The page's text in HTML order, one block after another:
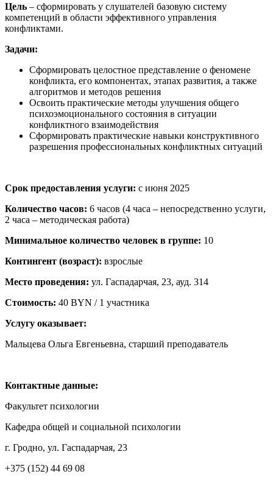
Цель – сформировать у слушателей базовую систему
компетенций в области эффективного управления
конфликтами.
Задачи:
Сформировать целостное представление о феномене
конфликта, его компонентах, этапах развития, а также
алгоритмов и методов решения
Освоить практические методы улучшения общего
психоэмоционального состояния в ситуации
конфликтного взаимодействия
Сформировать практические навыки конструктивного
разрешения профессиональных конфликтных ситуаций
Срок предоставления услуги: с июня 2025
Количество часов: 6 часов (4 часа – непосредственно услуги,
2 часа – методическая работа)
Минимальное количество человек в группе: 10
Контингент (возраст): взрослые
Место проведения: ул. Гаспадарчая, 23, ауд. 314
Стоимость: 40 BYN / 1 участника
Услугу оказывает:
Мальцева Ольга Евгеньевна, старший преподаватель
Контактные данные:
Факультет психологии
Кафедра общей и социальной психологии
г. Гродно, ул. Гаспадарчая, 23
+375 (152) 44 69 08